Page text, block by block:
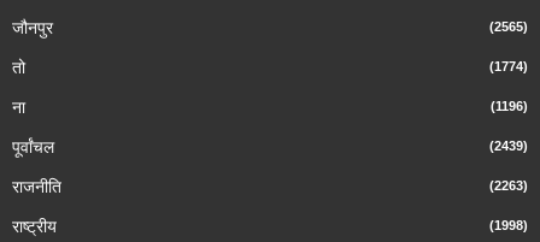
जौनपुर (2565)
तो (1774)
ना (1196)
पूर्वांचल (2439)
राजनीति (2263)
राष्ट्रीय (1998)